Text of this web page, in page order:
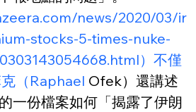
news/2020/03/ir
stocks-5-times-nuke-
）不僅
（Raphael Ofek）還講述
一份檔案如何「揭露了伊朗